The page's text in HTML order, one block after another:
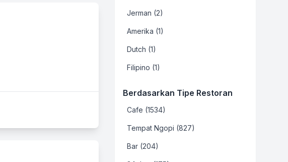
Jerman (2)
Amerika (1)
Dutch (1)
Filipino (1)
Berdasarkan Tipe Restoran
Cafe (1534)
Tempat Ngopi (827)
Bar (204)